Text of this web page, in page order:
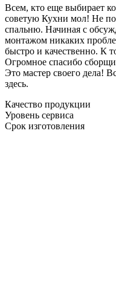
Всем, кто еще выбирает
советую Кухни мол! Не
спальню. Начиная с
монтажом никаких
быстро и качественно. К
Огромное спасибо
Это мастер своего дела!
здесь.
Качество продукции
Уровень сервиса
Срок изготовления